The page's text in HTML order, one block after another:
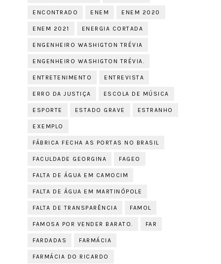
ENCONTRADO ENEM ENEM 2020
ENEM 2021 ENERGIA CORTADA
ENGENHEIRO WASHIGTON TRÉVIA
ENGENHEIRO WASHIGTON TRÉVIA.
ENTRETENIMENTO ENTREVISTA
ERRO DA JUSTIÇA ESCOLA DE MÚSICA
ESPORTE ESTADO GRAVE ESTRANHO
EXEMPLO
FÁBRICA FECHA AS PORTAS NO BRASIL
FACULDADE GEORGINA FAGEO
FALTA DE ÁGUA EM CAMOCIM
FALTA DE ÁGUA EM MARTINÓPOLE
FALTA DE TRANSPARÊNCIA FAMOL
FAMOSA POR VENDER BARATO. FAR
FARDADAS FARMÁCIA
FARMÁCIA DO RICARDO